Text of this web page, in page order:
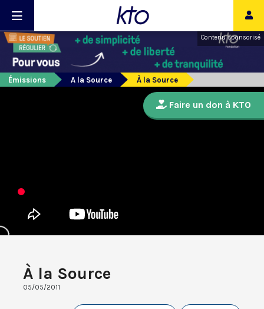
Contenu sponsorisé
Émissions A la Source À la Source
À la Source
05/05/2011
Faire un don à KTO